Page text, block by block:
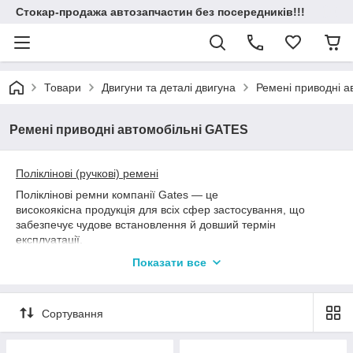
Стокар-продажа автозапчастин без посередників!!!
Товари Двигуни та деталі двигуна Ремені приводні
Ремені приводні автомобільні GATES
Поліклінові (ручкові) ремені
Поліклінові ремни компанії Gates — це
високоякісна продукція для всіх сфер застосування, що
забезпечує чудове встановлення й довший термін
експлуатації.
високотехнологічних матеріалів, що й ремені оригінальних
зносостійкість;
• Міцний корд із поліестеру забезпечує високу стійкість до
Показати все
Сортування